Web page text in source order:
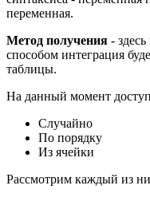
переменная.
Метод получения -
способом интеграция
таблицы.
На данный момент
Случайно
По порядку
Из ячейки
Рассмотрим каждый из